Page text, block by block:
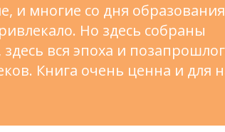
и многие со дня
Но здесь собраны
вся эпоха и
Книга очень ценна и для